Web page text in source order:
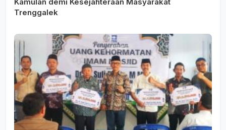
Trenggalek